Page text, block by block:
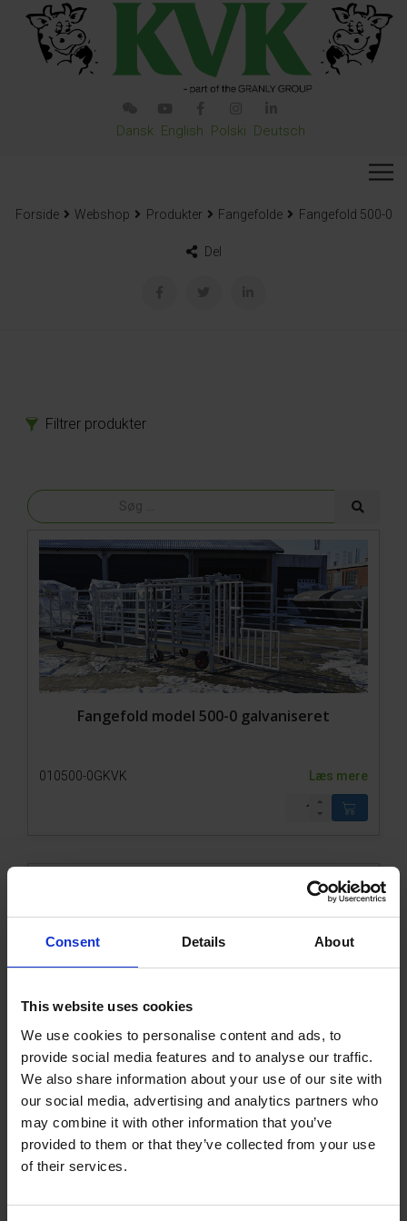
Consent Details About
This website uses cookies
We use cookies to personalise content and ads, to
provide social media features and to analyse our traffic.
We also share information about your use of our site with
our social media, advertising and analytics partners who
may combine it with other information that you’ve
provided to them or that they’ve collected from your use
of their services.
Dansk English Polski Deutsch
Forside Webshop Produkter Fangefolde Fangefold 500-0
Del
Filtrer produkter
Fangefolde
Fangefold 500-0
Fangefold 200-1
Fangefold 200-0
Låger
Transport
Reservedele
Tilbehør
Fangefold model 500-0 galvaniseret
010500-0GKVK Læs mere
Fangefold model 500-0 malet
010500-0KVK Læs mere